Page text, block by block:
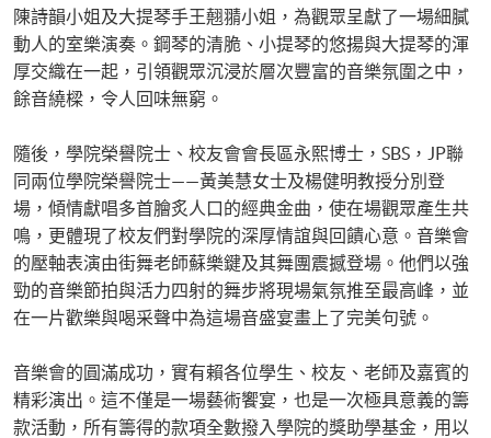
陳詩韻小姐及大提琴手王翹𦑊小姐，為觀眾呈獻了一場細膩
動人的室樂演奏。鋼琴的清脆、小提琴的悠揚與大提琴的渾
厚交織在一起，引領觀眾沉浸於層次豐富的音樂氛圍之中，
餘音繞樑，令人回味無窮。
隨後，學院榮譽院士、校友會會長區永熙博士，SBS，JP聯
同兩位學院榮譽院士——黃美慧女士及楊健明教授分別登
場，傾情獻唱多首膾炙人口的經典金曲，使在場觀眾產生共
鳴，更體現了校友們對學院的深厚情誼與回饋心意。音樂會
的壓軸表演由街舞老師蘇樂鍵及其舞團震撼登場。他們以強
勁的音樂節拍與活力四射的舞步將現場氣氛推至最高峰，並
在一片歡樂與喝采聲中為這場音盛宴畫上了完美句號。
音樂會的圓滿成功，實有賴各位學生、校友、老師及嘉賓的
精彩演出。這不僅是一場藝術饗宴，也是一次極具意義的籌
款活動，所有籌得的款項全數撥入學院的獎助學基金，用以